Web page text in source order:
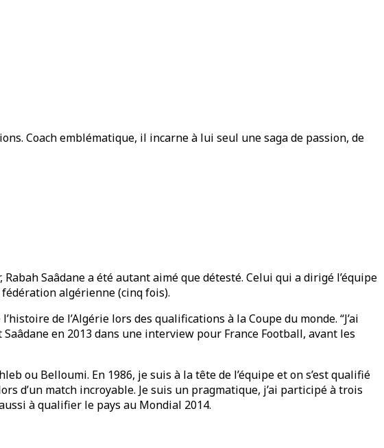
Coach emblématique, il incarne à lui seul une saga de passion, de
Saâdane a été autant aimé que détesté. Celui qui a dirigé l’équipe
algérienne (cinq fois).
de l’Algérie lors des qualifications à la Coupe du monde. “J’ai
en 2013 dans une interview pour France Football, avant les
ou Belloumi. En 1986, je suis à la tête de l’équipe et on s’est qualifié
d’un match incroyable. Je suis un pragmatique, j’ai participé à trois
à qualifier le pays au Mondial 2014.